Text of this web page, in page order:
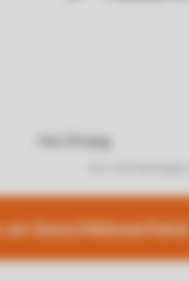
en beschikbaarheid